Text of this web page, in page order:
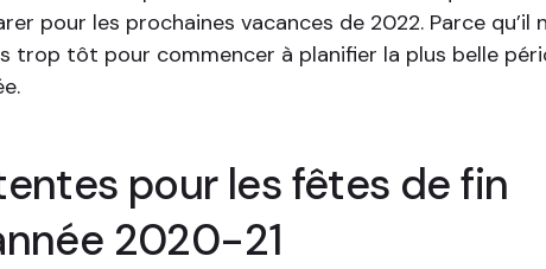
pour les prochaines vacances de 2022. Parce qu’il
trop tôt pour commencer à planifier la plus belle
pour les fêtes de fin
2020-21